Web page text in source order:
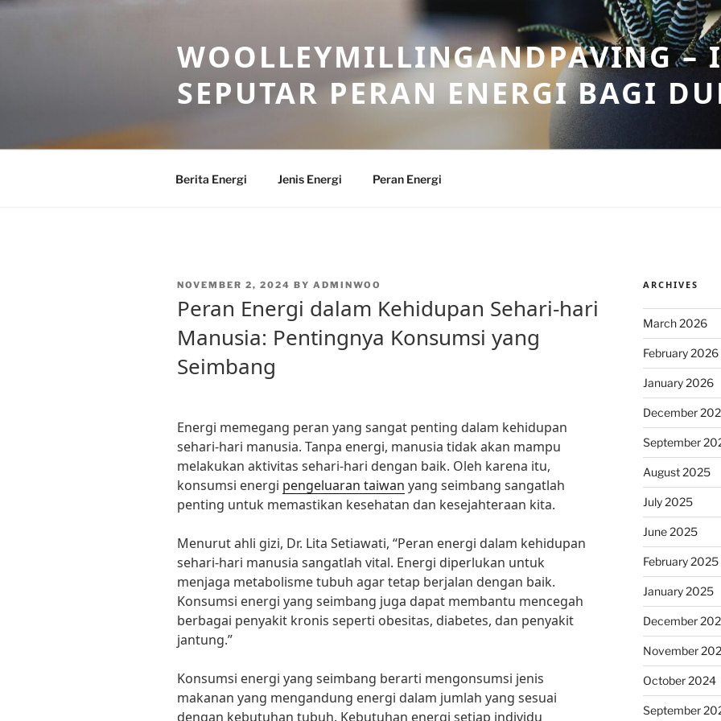
Skip
WOOLLEYMILLINGANDPAVING –
SEPUTAR PERAN ENERGI BAGI
Berita Energi Jenis Energi Peran Energi
POSTED
NOVEMBER 2, 2024 BY ADMINWOO
Peran Energi dalam Kehidupan Sehari-hari
Manusia: Pentingnya Konsumsi yang
Seimbang
Energi memegang peran yang sangat penting dalam kehidupan
sehari-hari manusia. Tanpa energi, manusia tidak akan mampu
melakukan aktivitas sehari-hari dengan baik. Oleh karena itu,
konsumsi energi pengeluaran taiwan yang seimbang sangatlah
penting untuk memastikan kesehatan dan kesejahteraan kita.
Menurut ahli gizi, Dr. Lita Setiawati, “Peran energi dalam kehidupan
sehari-hari manusia sangatlah vital. Energi diperlukan untuk
menjaga metabolisme tubuh agar tetap berjalan dengan baik.
Konsumsi energi yang seimbang juga dapat membantu mencegah
berbagai penyakit kronis seperti obesitas, diabetes, dan penyakit
jantung.”
Konsumsi energi yang seimbang berarti mengonsumsi jenis
makanan yang mengandung energi dalam jumlah yang sesuai
dengan kebutuhan tubuh. Kebutuhan energi setiap individu
ARCHIVES
March 2026
February 2026
January 2026
December
September
August 2025
July 2025
June 2025
February 2025
January 2025
December
November
October 2024
September